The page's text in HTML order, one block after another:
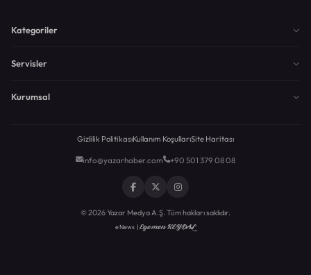
Kategoriler
Servisler
Kurumsal
Gizlilik PolitikasıKullanım KoşullarıSite Haritası
info@yazarhaber.com +90 501 379 08 08
© 2026 Yazar Medya A.Ş. Tüm hakları saklıdır.
eNews |Egemen KEYDAL